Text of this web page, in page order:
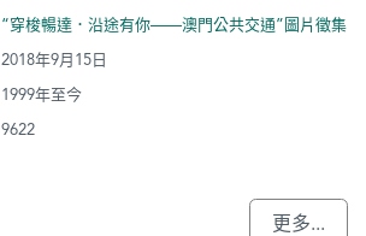
“穿梭暢達．沿途有你——澳門公共交通”圖片徵集
2018年9月15日
1999年至今
9622
更多...